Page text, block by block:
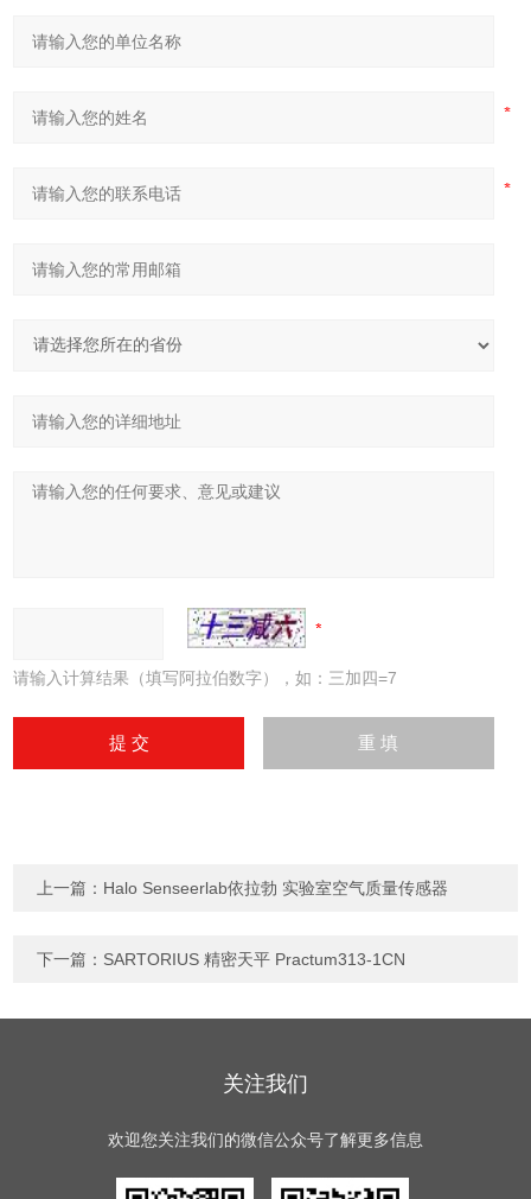
请输入计算结果（填写阿拉伯数字），如：三加四=7
上一篇： Halo Senseerlab依拉勃 实验室空气质量传感器
下一篇： SARTORIUS 精密天平 Practum313-1CN
关注我们
欢迎您关注我们的微信公众号了解更多信息